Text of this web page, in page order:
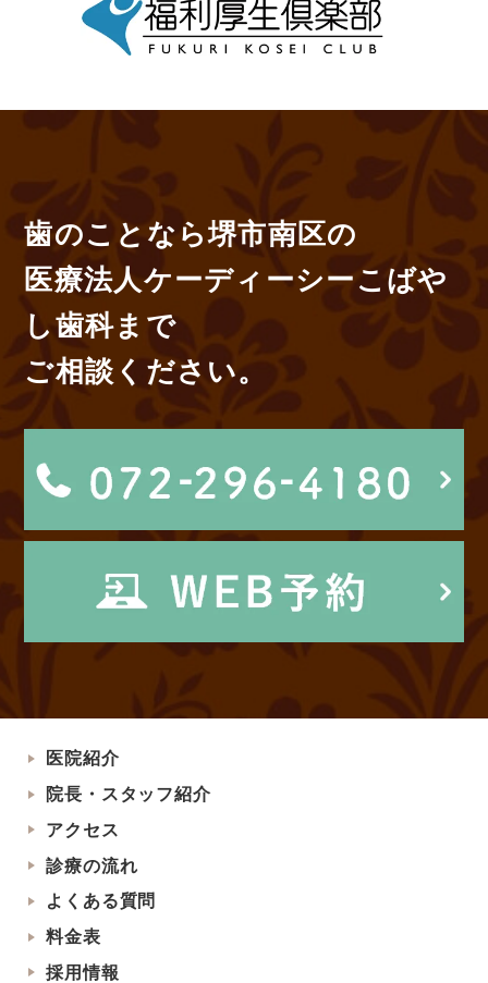
歯のことなら堺市南区の
医療法人ケーディーシーこばや
し歯科まで
ご相談ください。
医院紹介
院長・スタッフ紹介
アクセス
診療の流れ
よくある質問
料金表
採用情報